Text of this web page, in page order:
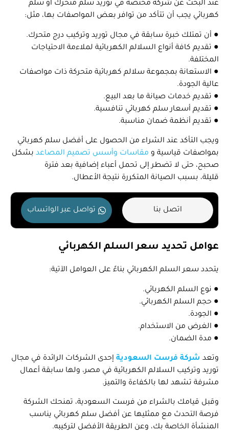
عند البحث عن شركة مختصة في توريد سلم متحرك أو سلم
كهربائي يجب أن تتأكد من توافر بعض المواصفات بها، مثل:
● أن تمتلك خبرة سابقة في مجال توريد وتركيب درج متحرك.
● تقديم كافة أنواع السلالم الكهربائية لملاءمة الاحتياجات
المختلفة.
● الاستعانة بمجموعة سلالم كهربائية متحركة ذات مواصفات
عالية الجودة.
● تقديم خدمات صيانة ما بعد البيع.
● تقديم أسعار سلم كهربائي تنافسية.
● تقديم أنظمة ضمان مناسبة.
ويجب التأكد عند الشراء من الحصول على أفضل سلم كهربائي
بمواصفات قياسية و مقاسات وأسس تصميم المصاعد بشكل
صحبح، حتى لا تضطر إلى تحمل أعباء إضافية بعد فترة
قليلة، بسبب الصيانة المتكررة نتيجة الأعطال.
اتصل بنا تواصل عبر الواتساب
عوامل تحديد سعر السلم الكهربائي
يتحدد سعر السلم الكهربائي بناءً على العوامل الآتية:
● نوع السلم الكهربائي.
● حجم السلم الكهربائي.
● الجودة.
● الغرض من الاستخدام.
● مدة الضمان.
وتعد شركة فرست السعودية إحدى الشركات الرائدة في مجال
توريد وتركيب السلالم الكهربائية في مصر، ولها سابقة أعمال
مشرفة تشهد لها بالكفاءة والتميز.
وقبل قيامك بالشراء من فرست السعودية، تمنحك الشركة
فرصة التحدث مع ممثليها عن أفضل سلم كهربائي يناسب
المنشأة الخاصة بك، وعن الطريقة الأفضل لتركيبه.